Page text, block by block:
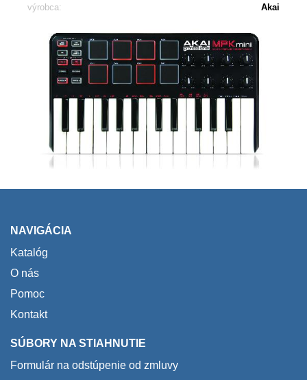
výrobca:
Akai
NAVIGÁCIA
Katalóg
O nás
Pomoc
Kontakt
SÚBORY NA STIAHNUTIE
Formulár na odstúpenie od zmluvy